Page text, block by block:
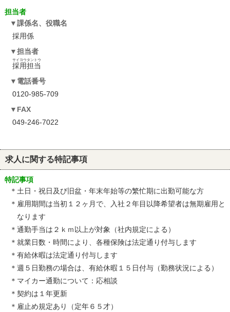
担当者
課係名、役職名
採用係
担当者
採用担当
サイヨウタントウ
電話番号
0120-985-709
FAX
049-246-7022
求人に関する特記事項
特記事項
＊土日・祝日及び旧盆・年末年始等の繁忙期に出勤可能な方
＊雇用期間は当初１２ヶ月で、入社２年目以降希望者は無期雇用と
なります
＊通勤手当は２ｋｍ以上が対象（社内規定による）
＊就業日数・時間により、各種保険は法定通り付与します
＊有給休暇は法定通り付与します
＊週５日勤務の場合は、有給休暇１５日付与（勤務状況による）
＊マイカー通勤について：応相談
＊契約は１年更新
＊雇止め規定あり（定年６５才）